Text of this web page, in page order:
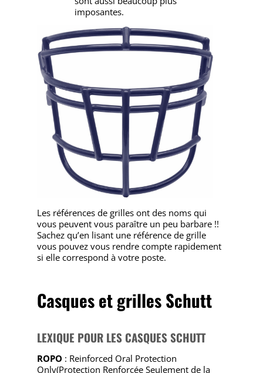
imposantes.
Les références de grilles ont des noms qui
vous peuvent vous paraître un peu barbare !!
Sachez qu’en lisant une référence de grille
vous pouvez vous rendre compte rapidement
si elle correspond à votre poste.
Casques et grilles Schutt
LEXIQUE POUR LES CASQUES SCHUTT
ROPO : Reinforced Oral Protection
Only(Protection Renforcée Seulement de la